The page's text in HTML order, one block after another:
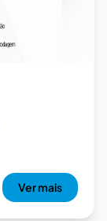
Ver mais